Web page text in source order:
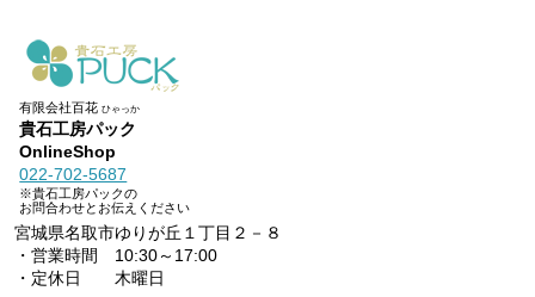
有限会社百花ひゃっか
貴石工房パック
OnlineShop
022-702-5687
※貴石工房パックの
お問合わせとお伝えください
宮城県名取市ゆりが丘１丁目２－８
・営業時間 10:30～17:00
・定休日 木曜日